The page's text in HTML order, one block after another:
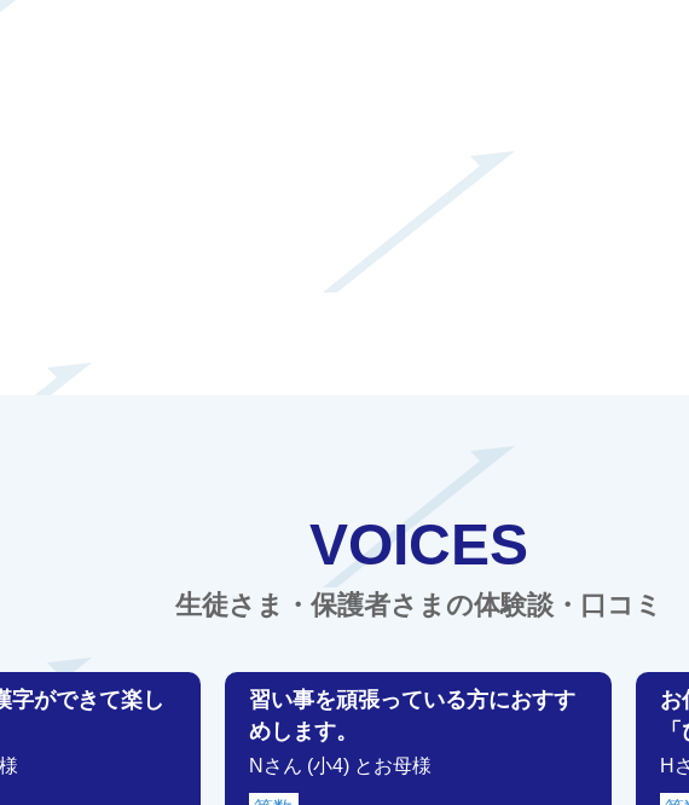
VOICES
生徒さま・保護者さまの体験談・口コミ
字ができて楽し
習い事を頑張っている方におすす
めします。
Nさん (小4) とお母様
お
H